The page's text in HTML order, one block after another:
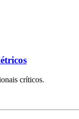
críticos.